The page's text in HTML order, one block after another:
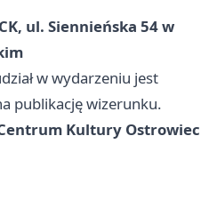
ul. Siennieńska 54 w
w wydarzeniu jest
publikację wizerunku.
Kultury Ostrowiec